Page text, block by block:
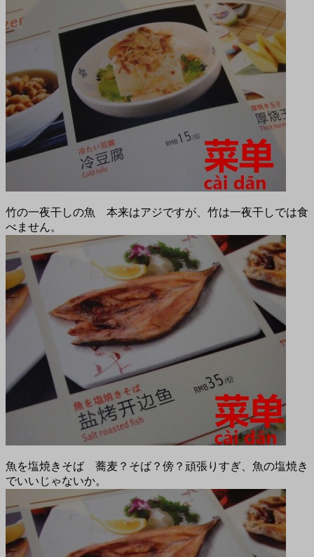
竹の一夜干しの魚 本来はアジですが、竹は一夜干しでは食
べません。
魚を塩焼きそば 蕎麦？そば？傍？頑張りすぎ、魚の塩焼き
でいいじゃないか。